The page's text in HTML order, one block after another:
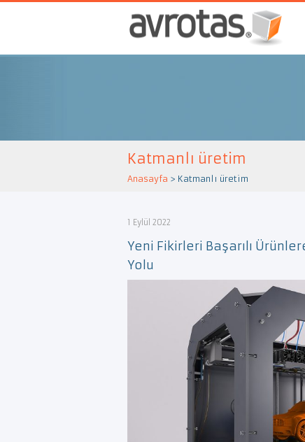
Katmanlı üretim
Anasayfa > Katmanlı üretim
1 Eylül 2022
Yeni Fikirleri Başarılı
Yolu